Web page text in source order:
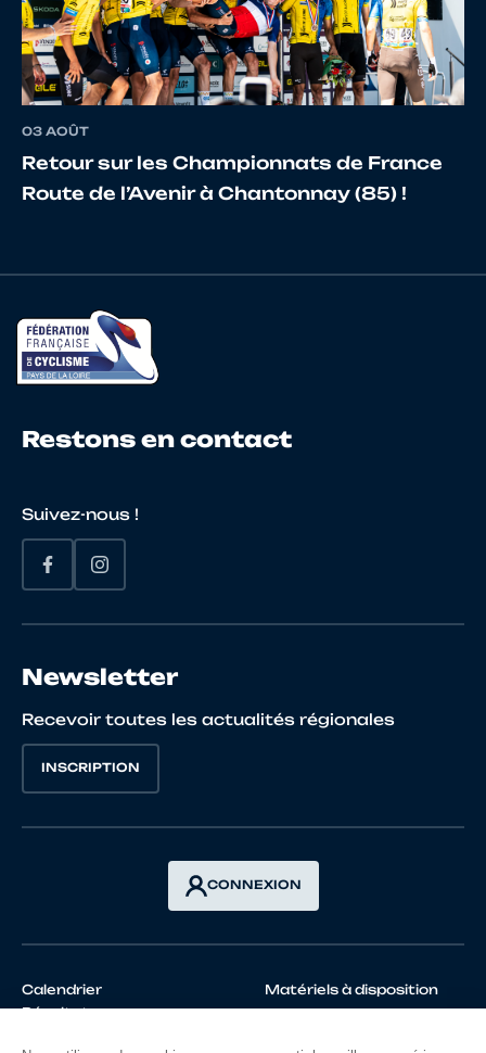
03 AOÛT
Retour sur les Championnats de France
Route de l’Avenir à Chantonnay (85) !
Restons en contact
Suivez-nous !
Newsletter
Recevoir toutes les actualités régionales
INSCRIPTION
CONNEXION
Calendrier
Matériels à disposition
Résultats